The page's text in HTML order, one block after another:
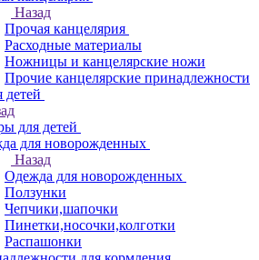
Назад
Прочая канцелярия
Расходные материалы
Ножницы и канцелярские ножи
Прочие канцелярские принадлежности
детей
для детей
для новорожденных
Назад
Одежда для новорожденных
Ползунки
Чепчики,шапочки
Пинетки,носочки,колготки
Распашонки